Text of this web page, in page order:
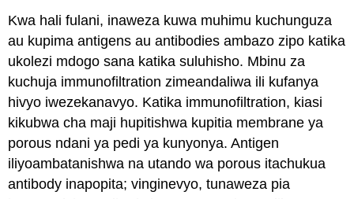
Kwa hali fulani, inaweza kuwa muhimu kuchunguza
au kupima antigens au antibodies ambazo zipo katika
ukolezi mdogo sana katika suluhisho. Mbinu za
kuchuja immunofiltration zimeandaliwa ili kufanya
hivyo iwezekanavyo. Katika immunofiltration, kiasi
kikubwa cha maji hupitishwa kupitia membrane ya
porous ndani ya pedi ya kunyonya. Antigen
iliyoambatanishwa na utando wa porous itachukua
antibody inapopita; vinginevyo, tunaweza pia